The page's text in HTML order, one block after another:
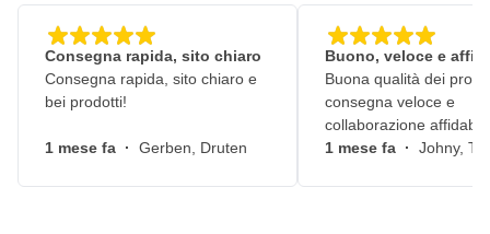
Consegna rapida, sito chiaro
Consegna rapida, sito chiaro e
bei prodotti!
1 mese fa · Gerben, Druten
Buono, veloce e
Buona qualità dei
consegna veloce e
collaborazione
1 mese fa · Johny,